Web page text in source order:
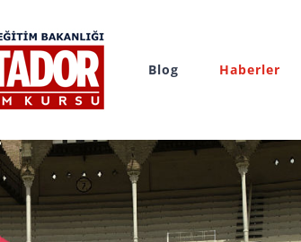
Blog Haberler